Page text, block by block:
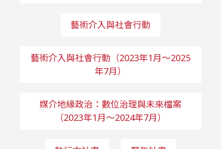
藝術介入與社會行動
藝術介入與社會行動（2023年1月～2025
年7月）
媒介地緣政治：數位治理與未來檔案
（2023年1月～2024年7月）